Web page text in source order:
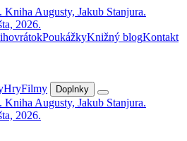
PoukážkyKnižný blogKontakt
HryFilmy Doplnky